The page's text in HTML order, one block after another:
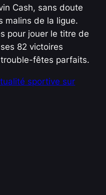
Cash, sans doute
malins de la ligue.
pour jouer le titre de
82 victoires
fêtes parfaits.
sportive sur